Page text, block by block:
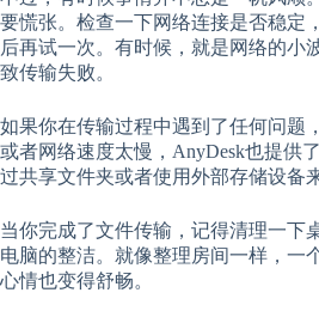
要慌张。检查一下网络连接是否稳定
后再试一次。有时候，就是网络的小
致传输失败。
如果你在传输过程中遇到了任何问题
或者网络速度太慢，AnyDesk也提供
过共享文件夹或者使用外部存储设备
当你完成了文件传输，记得清理一下
电脑的整洁。就像整理房间一样，一
心情也变得舒畅。